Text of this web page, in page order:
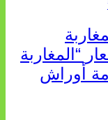
“المغاربة
أوراش